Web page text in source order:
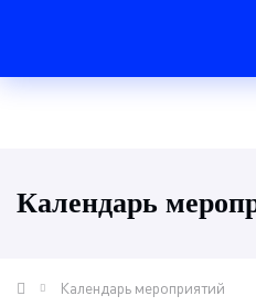
Календарь
Календарь мероприятий